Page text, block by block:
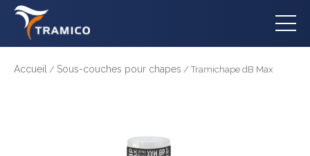
Accueil / Sous-couches pour chapes / Tramichape dB Max